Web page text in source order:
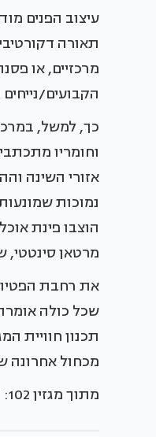
עיצוב הפנים
תאורה
מרכזיים, או
הקבועים/
כך, למשל,
וחומריו
אזורי השינה
נמוכות
הוצבו פינת
מרטאן סינטטי,
את רחבת
שכל כולה
תכנון חוויית
מכחול אחרונה
מתוך מגזין 102: "אורות וצללים בעיר הכוכבים"